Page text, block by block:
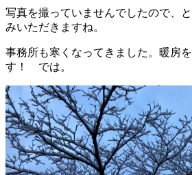
写真を撮っていませんでしたので、
みいただきますね。
事務所も寒くなってきました。暖房
す！ では。